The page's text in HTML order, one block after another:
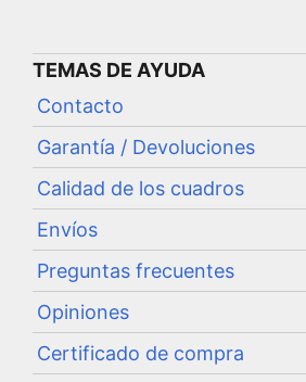
TEMAS DE AYUDA
Contacto
Garantía / Devoluciones
Calidad de los cuadros
Envíos
Preguntas frecuentes
Opiniones
Certificado de compra